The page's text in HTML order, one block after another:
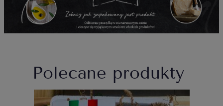
Polecane produkty